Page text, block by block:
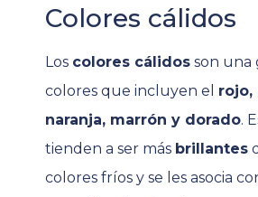
Colores cálidos
Los colores cálidos son una
colores que incluyen el rojo,
naranja, marrón y dorado.
tienden a ser más brillantes
colores fríos y se les asocia